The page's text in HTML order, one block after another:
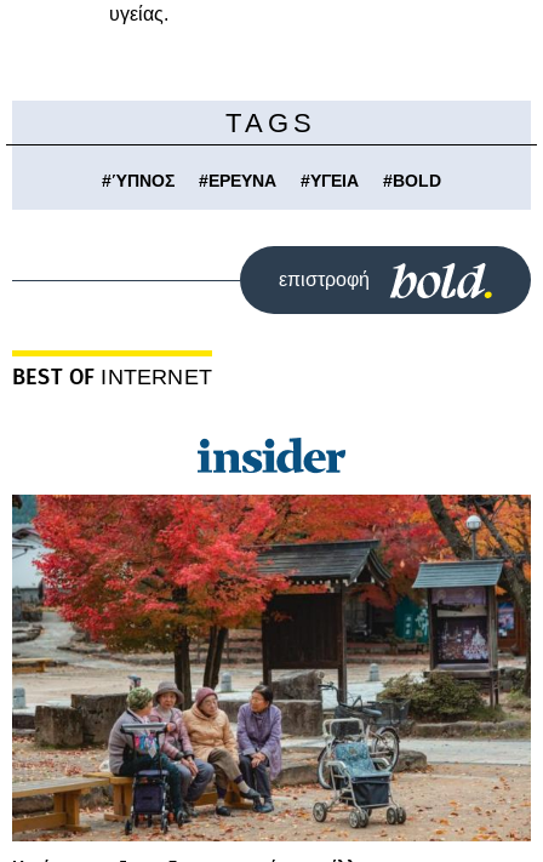
υγείας.
TAGS
#ΎΠΝΟΣ #ΕΡΕΥΝΑ #ΥΓΕΙΑ #BOLD
επιστροφή
BEST OF INTERNET